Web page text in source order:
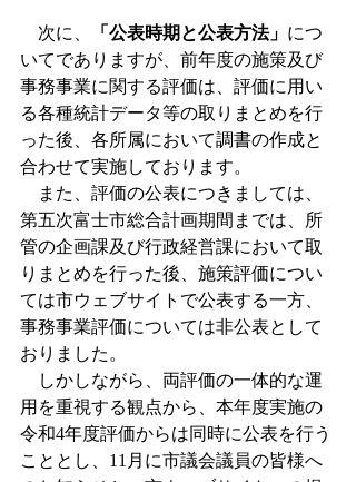
次に、 「公表時期と公表方法」 につ
いてでありますが、前年度の施策及び
事務事業に関する評価は、評価に用い
る各種統計データ等の取りまとめを行
った後、各所属において調書の作成と
合わせて実施しております。
また、評価の公表につきましては、
第五次富士市総合計画期間までは、所
管の企画課及び行政経営課において取
りまとめを行った後、施策評価につい
ては市ウェブサイトで公表する一方、
事務事業評価については非公表として
おりました。
しかしながら、両評価の一体的な運
用を重視する観点から、本年度実施の
令和4年度評価からは同時に公表を行う
こととし、11月に市議会議員の皆様へ